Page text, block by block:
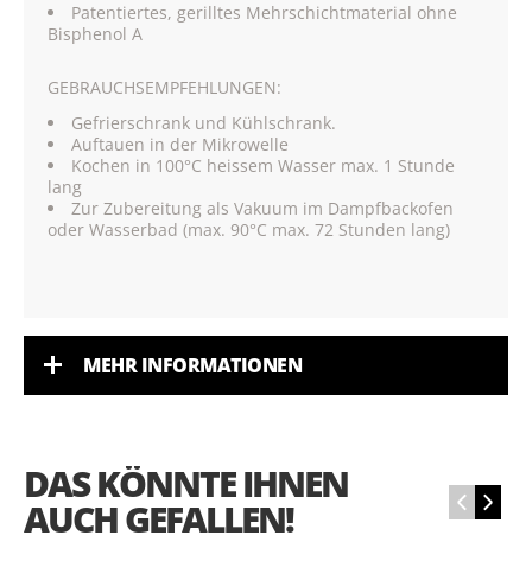
Patentiertes, gerilltes Mehrschichtmaterial ohne
Bisphenol A
GEBRAUCHSEMPFEHLUNGEN:
Gefrierschrank und Kühlschrank.
Auftauen in der Mikrowelle
Kochen in 100°C heissem Wasser max. 1 Stunde
lang
Zur Zubereitung als Vakuum im Dampfbackofen
oder Wasserbad (max. 90°C max. 72 Stunden lang)
MEHR INFORMATIONEN
DAS KÖNNTE IHNEN
AUCH GEFALLEN! ‹ ›